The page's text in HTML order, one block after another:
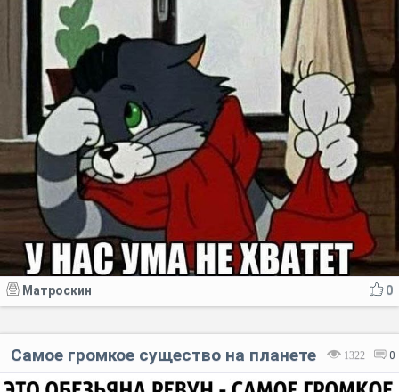
0
Матроскин
1322 0
Самое громкое существо на планете